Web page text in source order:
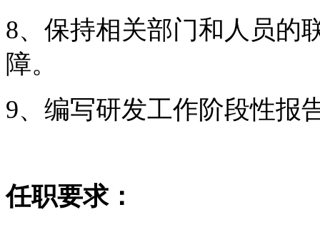
8、保持相关部门和人员的
障。
9、编写研发工作阶段性报
任职要求：